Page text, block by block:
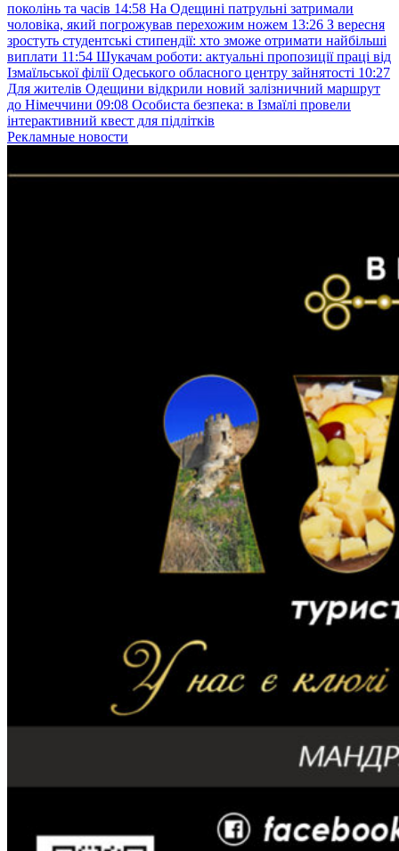
поколінь та часів 14:58 На Одещині патрульні затримали
чоловіка, який погрожував перехожим ножем 13:26 З вересня
зростуть студентські стипендії: хто зможе отримати найбільші
виплати 11:54 Шукачам роботи: актуальні пропозиції праці від
Ізмаїльської філії Одеського обласного центру зайнятості 10:27
Для жителів Одещини відкрили новий залізничний маршрут
до Німеччини 09:08 Особиста безпека: в Ізмаїлі провели
інтерактивний квест для підлітків
Рекламные новости